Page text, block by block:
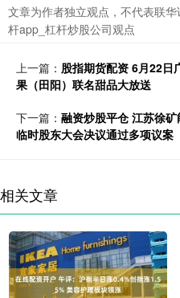
文章为作者独立观点，不代表联
杆app_杠杆炒股公司观点
上一篇： 股指期货配资 6月22日
果（田阳）联名甜品大放送
下一篇： 融资炒股平仓 江苏徐
临时股东大会决议通过多项议案
相关文章